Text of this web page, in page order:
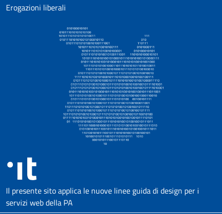
Erogazioni liberali
Il presente sito applica le nuove linee guida di design per i
servizi web della PA